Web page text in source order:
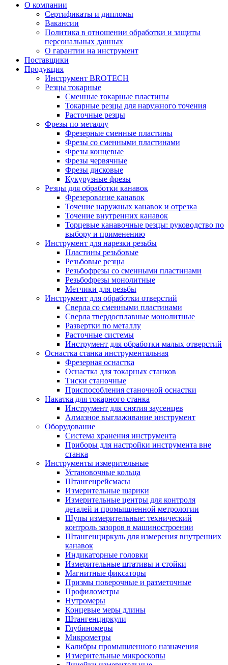
О компании
Сертификаты и дипломы
Вакансии
Политика в отношении обработки и защиты
персональных данных
О гарантии на инструмент
Поставщики
Продукция
Инструмент BROTECH
Резцы токарные
Сменные токарные пластины
Токарные резцы для наружного точения
Расточные резцы
Фрезы по металлу
Фрезерные сменные пластины
Фрезы со сменными пластинами
Фрезы концевые
Фрезы червячные
Фрезы дисковые
Кукурузные фрезы
Резцы для обработки канавок
Фрезерование канавок
Точение наружных канавок и отрезка
Точение внутренних канавок
Торцевые канавочные резцы: руководство по
выбору и применению
Инструмент для нарезки резьбы
Пластины резьбовые
Резьбовые резцы
Резьбофрезы со сменными пластинами
Резьбофрезы монолитные
Метчики для резьбы
Инструмент для обработки отверстий
Сверла со сменными пластинами
Сверла твердосплавные монолитные
Развертки по металлу
Расточные системы
Инструмент для обработки малых отверстий
Оснастка станка инструментальная
Фрезерная оснастка
Оснастка для токарных станков
Тиски станочные
Приспособления станочной оснастки
Накатка для токарного станка
Инструмент для снятия заусенцев
Алмазное выглаживание инструмент
Оборудование
Система хранения инструмента
Приборы для настройки инструмента вне
станка
Инструменты измерительные
Установочные кольца
Штангенрейсмасы
Измерительные шарики
Измерительные центры для контроля
деталей и промышленной метрологии
Щупы измерительные: технический
контроль зазоров в машиностроении
Штангенциркуль для измерения внутренних
канавок
Индикаторные головки
Измерительные штативы и стойки
Магнитные фиксаторы
Призмы поверочные и разметочные
Профилометры
Нутромеры
Концевые меры длины
Штангенциркули
Глубиномеры
Микрометры
Калибры промышленного назначения
Измерительные микроскопы